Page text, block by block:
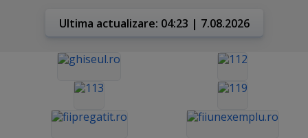
Ultima actualizare: 04:23 | 7.08.2026